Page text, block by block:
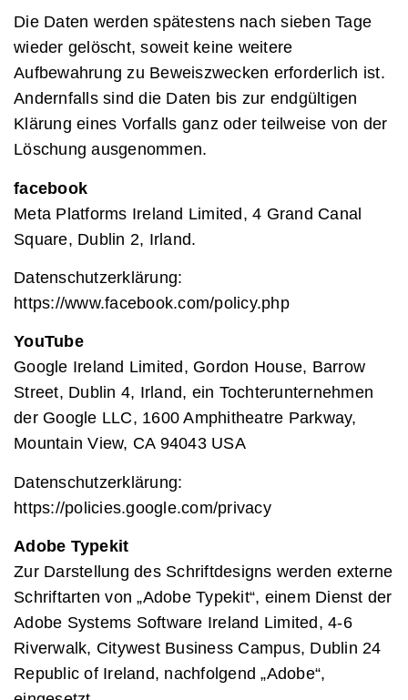
Die Daten werden spätestens nach sieben Tage
wieder gelöscht, soweit keine weitere
Aufbewahrung zu Beweiszwecken erforderlich ist.
Andernfalls sind die Daten bis zur endgültigen
Klärung eines Vorfalls ganz oder teilweise von der
Löschung ausgenommen.
facebook
Meta Platforms Ireland Limited, 4 Grand Canal
Square, Dublin 2, Irland.
Datenschutzerklärung:
https://www.facebook.com/policy.php
YouTube
Google Ireland Limited, Gordon House, Barrow
Street, Dublin 4, Irland, ein Tochterunternehmen
der Google LLC, 1600 Amphitheatre Parkway,
Mountain View, CA 94043 USA
Datenschutzerklärung:
https://policies.google.com/privacy
Adobe Typekit
Zur Darstellung des Schriftdesigns werden externe
Schriftarten von „Adobe Typekit“, einem Dienst der
Adobe Systems Software Ireland Limited, 4-6
Riverwalk, Citywest Business Campus, Dublin 24
Republic of Ireland, nachfolgend „Adobe“,